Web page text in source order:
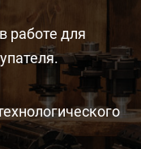
работе для